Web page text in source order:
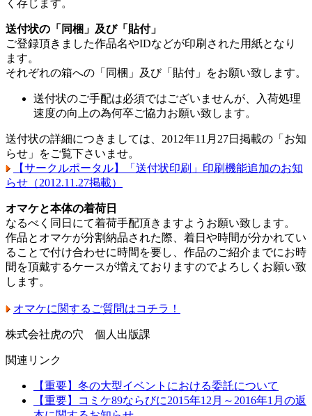
く存じます。
送付状の「同梱」及び「貼付」
ご登録頂きました作品名やIDなどが印刷された用紙となり
ます。
それぞれの箱への「同梱」及び「貼付」をお願い致します。
送付状のご手配は必須ではございませんが、入荷処理
速度の向上の為何卒ご協力お願い致します。
送付状の詳細につきましては、2012年11月27日掲載の「お知
らせ」をご覧下さいませ。
【サークルポータル】「送付状印刷」印刷機能追加のお知
らせ（2012.11.27掲載）
オマケと本体の着荷日
なるべく同日にて着荷手配頂きますようお願い致します。
作品とオマケが分割納品された際、着日や時間が分かれてい
ることで付け合わせに時間を要し、作品のご紹介までにお時
間を頂戴するケースが増えておりますのでよろしくお願い致
します。
オマケに関するご質問はコチラ！
株式会社虎の穴 個人出版課
関連リンク
【重要】冬の大型イベントにおける委託について
【重要】コミケ89ならびに2015年12月～2016年1月の返